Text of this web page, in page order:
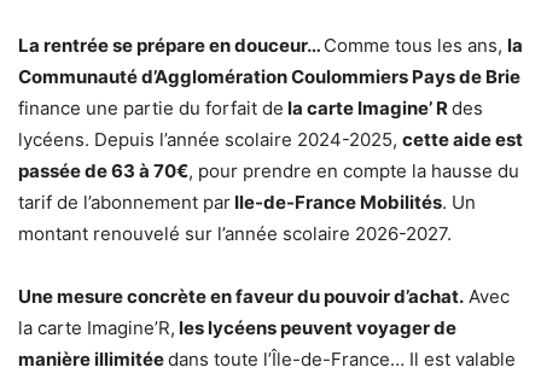
La rentrée se prépare en douceur… Comme tous les ans, la
Communauté d’Agglomération Coulommiers Pays de Brie
finance une partie du forfait de la carte Imagine’ Rdes
lycéens. Depuis l’année scolaire 2024-2025, cette aide est
passée de 63 à 70€, pour prendre en compte la hausse du
tarif de l’abonnement par Ile-de-France Mobilités. Un
montant renouvelé sur l’année scolaire 2026-2027.
Une mesure concrète en faveur du pouvoir d’achat. Avec
la carte Imagine’R, les lycéens peuvent voyager de
manière illimitéedans toute l’Île-de-France… Il est valable